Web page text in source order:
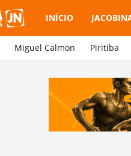
INÍCIO
Miguel Calmon Piritiba